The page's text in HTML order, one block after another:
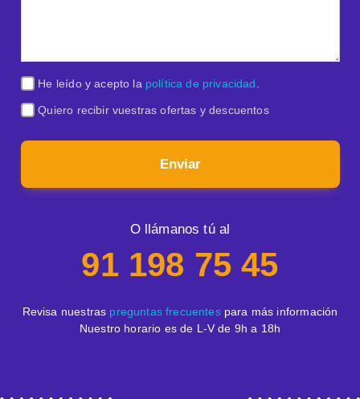
He leído y acepto la política de privacidad
Quiero recibir vuestras ofertas y descuentos
Enviar
O llámanos tú al
91 198 75 45
Revisa nuestras preguntas frecuentespara más información
Nuestro horario es de L-V de 9h a 18h